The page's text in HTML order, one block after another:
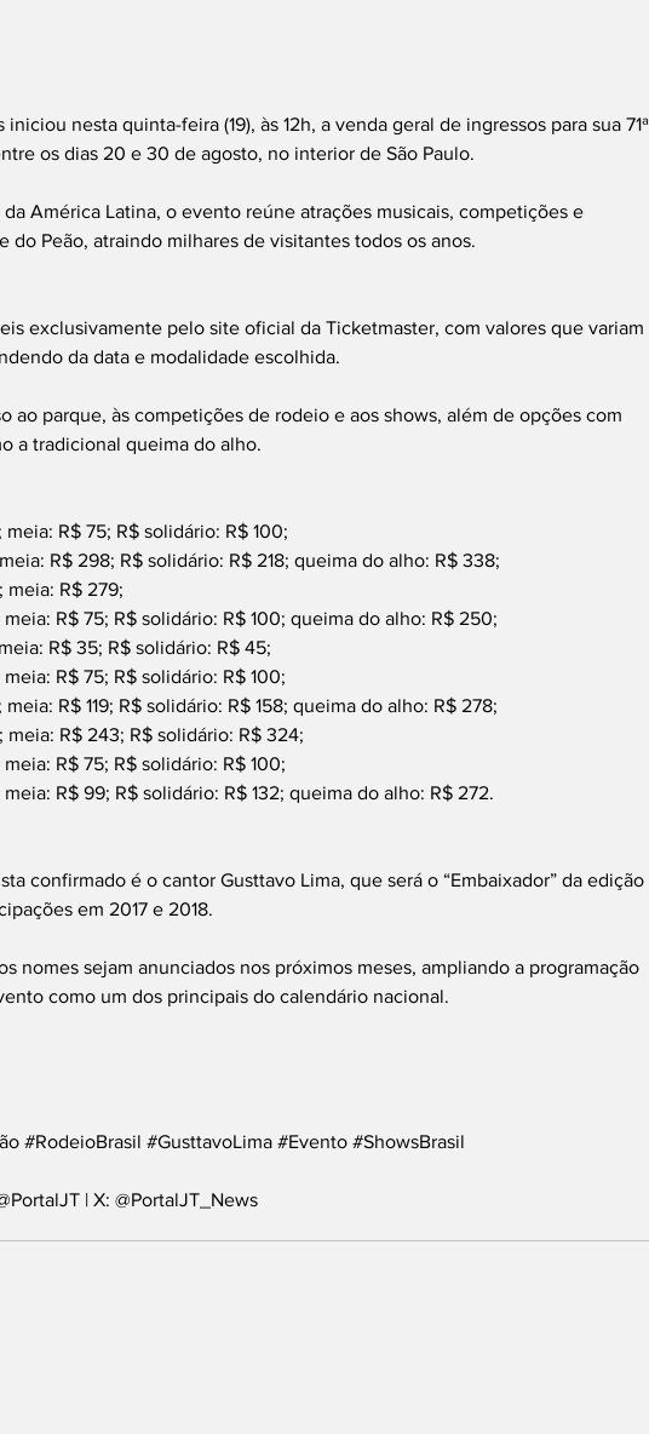
nesta quinta-feira (19), às 12h, a venda geral de ingressos para sua 71ª
os dias 20 e 30 de agosto, no interior de São Paulo.
América Latina, o evento reúne atrações musicais, competições e
do Peão, atraindo milhares de visitantes todos os anos.
exclusivamente pelo site oficial da Ticketmaster, com valores que variam
da data e modalidade escolhida.
ao parque, às competições de rodeio e aos shows, além de opções com
a tradicional queima do alho.
R$ 75; R$ solidário: R$ 100;
R$ 298; R$ solidário: R$ 218; queima do alho: R$ 338;
meia: R$ 279;
R$ 75; R$ solidário: R$ 100; queima do alho: R$ 250;
R$ 35; R$ solidário: R$ 45;
R$ 75; R$ solidário: R$ 100;
R$ 119; R$ solidário: R$ 158; queima do alho: R$ 278;
R$ 243; R$ solidário: R$ 324;
R$ 75; R$ solidário: R$ 100;
R$ 99; R$ solidário: R$ 132; queima do alho: R$ 272.
confirmado é o cantor Gusttavo Lima, que será o “Embaixador” da edição
em 2017 e 2018.
nomes sejam anunciados nos próximos meses, ampliando a programação
como um dos principais do calendário nacional.
#RodeioBrasil #GusttavoLima #Evento #ShowsBrasil
| X: @PortalJT_News